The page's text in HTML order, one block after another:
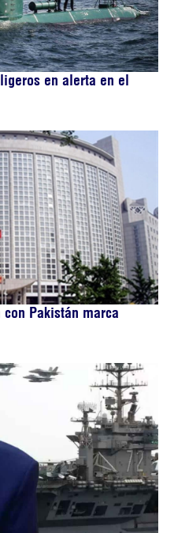
en alerta en el
Pakistán marca